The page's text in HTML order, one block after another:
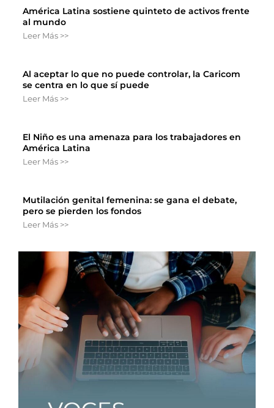
América Latina sostiene quinteto de activos frente
al mundo
Leer Más >>
Al aceptar lo que no puede controlar, la Caricom
se centra en lo que sí puede
Leer Más >>
El Niño es una amenaza para los trabajadores en
América Latina
Leer Más >>
Mutilación genital femenina: se gana el debate,
pero se pierden los fondos
Leer Más >>